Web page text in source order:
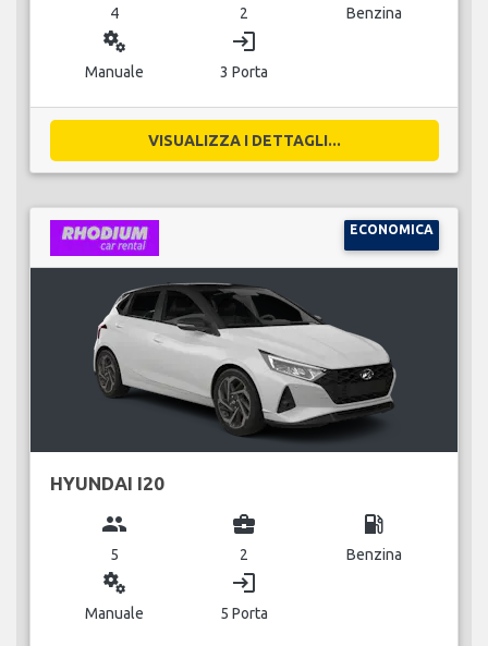
4 2 Benzina
miscellaneous_services
Manuale
login
3 Porta
VISUALIZZA I DETTAGLI...
ECONOMICA
HYUNDAI I20
group
5
business_center
2
local_gas_station
Benzina
miscellaneous_services
Manuale
login
5 Porta